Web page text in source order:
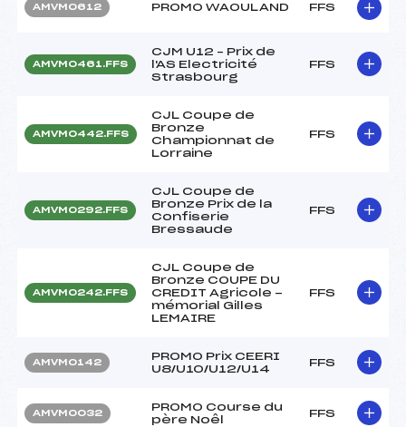
AMVM0612 PROMO WAOULAND FFS
AMVM0461.FFS
CJM U12 – Prix de
l'AS Electricité
Strasbourg
FFS
AMVM0442.FFS
CJL Coupe de
Bronze
Championnat de
Lorraine
FFS
AMVM0292.FFS
CJL Coupe de
Bronze Prix de la
Confiserie
Bressaude
FFS
AMVM0242.FFS
CJL Coupe de
Bronze COUPE DU
CREDIT Agricole -
mémorial Gilles
LEMAIRE
FFS
AMVM0142
PROMO Prix CEERI
U8/U10/U12/U14
FFS
AMVM0032
PROMO Course du
père Noêl
FFS